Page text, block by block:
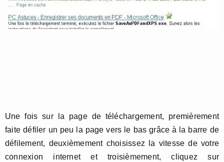
Une fois sur la page de téléchargement, premièrement
faite défiler un peu la page vers le bas grâce à la barre de
défilement, deuxièmement choisissez la vitesse de votre
connexion internet et troisièmement, cliquez sur